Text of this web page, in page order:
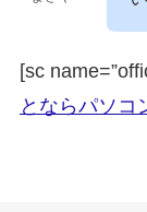
[sc
とならパソコ